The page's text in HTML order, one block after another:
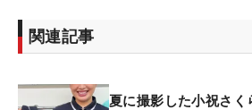
関連記事
夏に撮影した小祝さく